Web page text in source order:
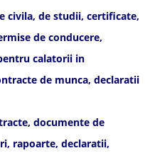
civila, de studii, certificate,
de conducere,
calatorii in
de munca, declaratii
documente de
rapoarte, declaratii,